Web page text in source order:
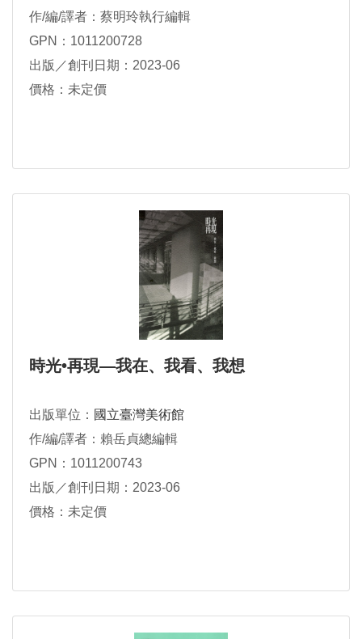
作/編/譯者：蔡明玲執行編輯
GPN：1011200728
出版／創刊日期：2023-06
價格：未定價
時光•再現—我在、我看、我想
出版單位： 國立臺灣美術館
作/編/譯者：賴岳貞總編輯
GPN：1011200743
出版／創刊日期：2023-06
價格：未定價